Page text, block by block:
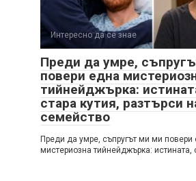
Интересно да се знае
Преди да умре,
повери една
тийнейджърка:
стара кутия, разтърси
семейство
Преди да умре, съпругът ми ми повери
мистериозна тийнейджърка: истината,